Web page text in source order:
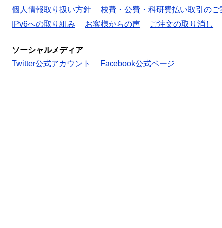
個人情報取り扱い方針
校費・公費・科研費払い取引のご
IPv6への取り組み
お客様からの声 ご注文の取り消し
ソーシャルメディア
Twitter公式アカウント
Facebook公式ページ